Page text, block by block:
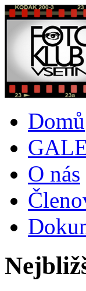
Domů
O nás